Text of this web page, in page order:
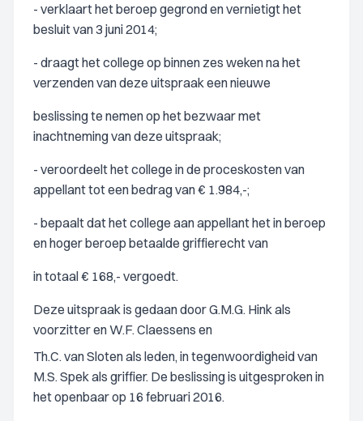
- verklaart het beroep gegrond en vernietigt het
besluit van 3 juni 2014;
- draagt het college op binnen zes weken na het
verzenden van deze uitspraak een nieuwe
beslissing te nemen op het bezwaar met
inachtneming van deze uitspraak;
- veroordeelt het college in de proceskosten van
appellant tot een bedrag van € 1.984,-;
- bepaalt dat het college aan appellant het in beroep
en hoger beroep betaalde griffierecht van
in totaal € 168,- vergoedt.
Deze uitspraak is gedaan door G.M.G. Hink als
voorzitter en W.F. Claessens en
Th.C. van Sloten als leden, in tegenwoordigheid van
M.S. Spek als griffier. De beslissing is uitgesproken in
het openbaar op 16 februari 2016.